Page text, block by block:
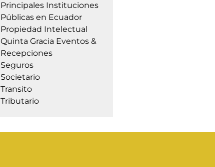
Principales Instituciones
Públicas en Ecuador
Propiedad Intelectual
Quinta Gracia Eventos &
Recepciones
Seguros
Societario
Transito
Tributario